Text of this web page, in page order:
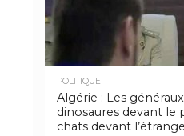
POLITIQUE
Algérie : Les
dinosaures devant le
chats devant